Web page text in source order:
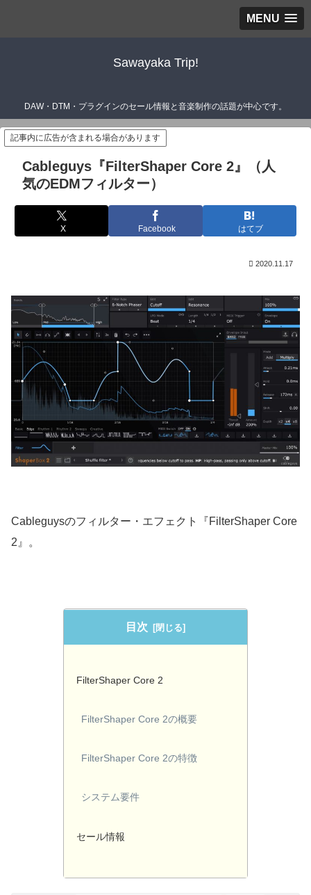
MENU
Sawayaka Trip!
DAW・DTM・プラグインのセール情報と音楽制作の話題が中心です。
記事内に広告が含まれる場合があります
Cableguys『FilterShaper Core 2』（人
気のEDMフィルター）
X Facebook はてブ
2020.11.17
Cableguysのフィルター・エフェクト『FilterShaper Core
2』。
目次
FilterShaper Core 2
FilterShaper Core 2の概要
FilterShaper Core 2の特徴
システム要件
セール情報